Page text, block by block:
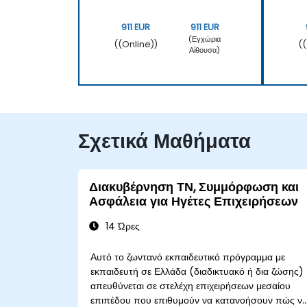
911 EUR
((Online))
911 EUR
(Εγχώρια
Αίθουσα)
Σχετικά Μαθήματα
Διακυβέρνηση ΤΝ, Συμμόρφωση και
Ασφάλεια για Ηγέτες Επιχειρήσεων
14 Ώρες
Αυτό το ζωντανό εκπαιδευτικό πρόγραμμα με
εκπαιδευτή σε Ελλάδα (διαδικτυακό ή δια ζώσης)
απευθύνεται σε στελέχη επιχειρήσεων μεσαίου
επιπέδου που επιθυμούν να κατανοήσουν πώς να